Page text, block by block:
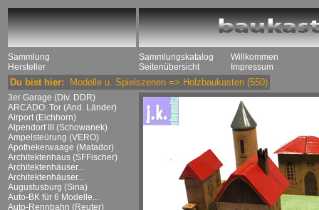
Sammlung
Hersteller
Sammlungskatalog
Seitenübersicht
Willkommen
Impressum
Du bist hier: Modelle u. Spielszenen => Holzbaukasten (550)
3er Garage (Div. DDR)
ARCADO: Tor (And. Länder)
Airport (Eichhorn)
Alpendorf III (Schowanek)
Ampelsteürung (VERO)
Apothekerwaage (Matador)
Architektenhaus (SFFischer)
Architektenhäuser...
Architektenhäuser...
Augustusburg (Sina)
Auto-BK für 6 Modelle...
Auto-Rennbahn (Reuter)